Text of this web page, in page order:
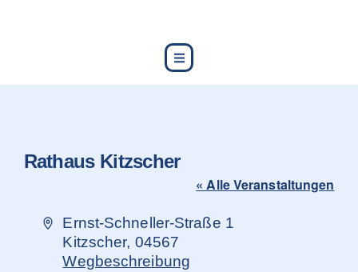
Rathaus Kitzscher
« Alle Veranstaltungen
Adresse
Ernst-Schneller-Straße 1
Kitzscher, 04567
Wegbeschreibung